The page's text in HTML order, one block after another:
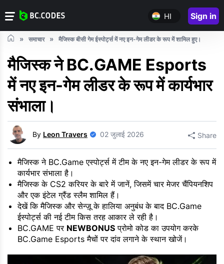
HI Sign in
समाचार मैजिस्क बीसी गेम ईस्पोर्ट्स में नए इन-गेम लीडर के रूप में शामिल हुए।
मैजिस्क ने BC.GAME Esports
में नए इन-गेम लीडर के रूप में कार्यभार
संभाला।
By Leon Travers 02 जुलाई 2026 Share
मैजिस्क ने BC.Game एस्पोर्ट्स में टीम के नए इन-गेम लीडर के रूप में
कार्यभार संभाला है।
मैजिस्क के CS2 करियर के बारे में जानें, जिसमें चार मेजर चैंपियनशिप
और एक इंटेल ग्रैंड स्लैम शामिल हैं।
देखें कि मैजिस्क और सेन्ज़ू के हालिया अनुबंध के बाद BC.Game
ईस्पोर्ट्स की नई टीम किस तरह आकार ले रही है।
BC.GAME पर NEWBONUS प्रोमो कोड का उपयोग करके
BC.Game Esports मैचों पर दांव लगाने के स्थान खोजें।